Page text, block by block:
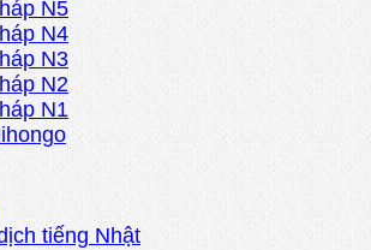
N5
N4
N3
N2
N1
tiếng Nhật